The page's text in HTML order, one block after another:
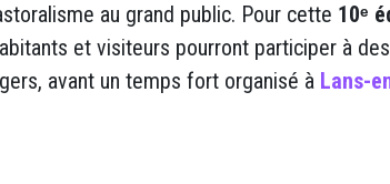
au grand public. Pour cette 10ᵉ
et visiteurs pourront participer à
avant un temps fort organisé à Lans-